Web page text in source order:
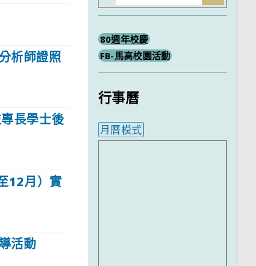
析師證照
長學士後
12月）實
活動
尋
80週年校慶
FB-馬高校園活動
行事曆
月曆模式